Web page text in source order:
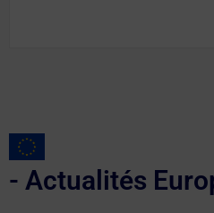
- Actualités